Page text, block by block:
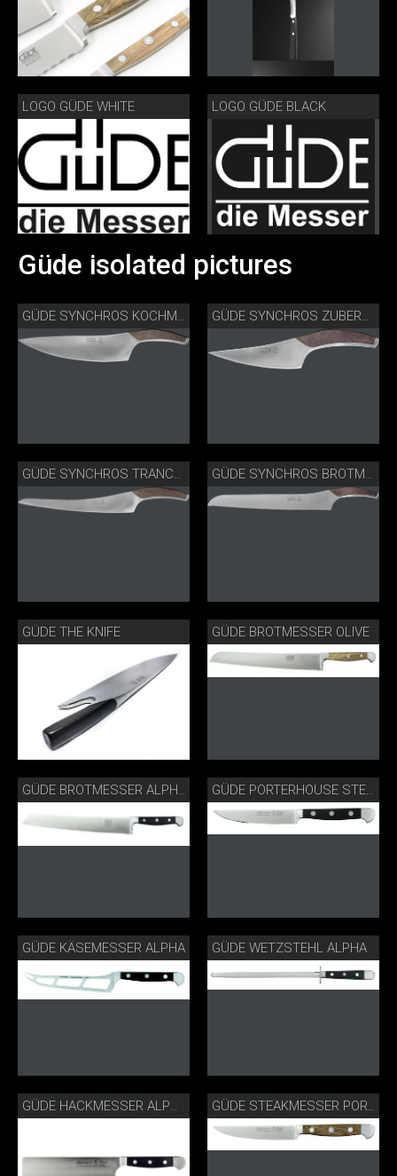
LOGO GÜDE WHITE LOGO GÜDE BLACK
Güde isolated pictures
GÜDE SYNCHROS KOCHMESSER S805-23 GÜDE SYNCHROS ZUBEREITUNGSMESSER S805-14
GÜDE SYNCHROS TRANCHIERMESSER S765-26 GÜDE SYNCHROS BROTMESSER S431-32
GÜDE THE KNIFE GÜDE BROTMESSER OLIVE
GÜDE BROTMESSER ALPHA GÜDE PORTERHOUSE STEAKMESSER ALPHA
GÜDE KÄSEMESSER ALPHA GÜDE WETZSTEHL ALPHA